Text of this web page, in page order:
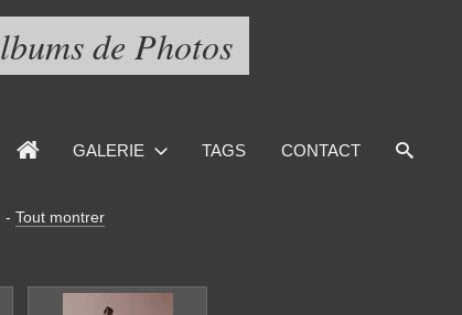
de Photos
GALERIE TAGS CONTACT
- Tout montrer